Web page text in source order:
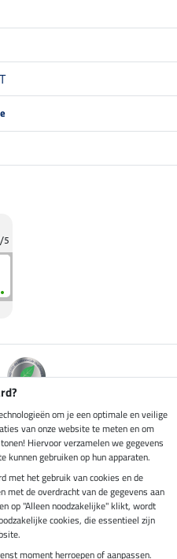
/5
om je een optimale en veilige
van onze website te meten en om
Hiervoor verzamelen we gegevens
kunnen gebruiken op hun apparaten.
met het gebruik van cookies en de
met de overdracht van de gegevens aan
op "Alleen noodzakelijke" klikt, wordt
cookies, die essentieel zijn
moment herroepen of aanpassen.